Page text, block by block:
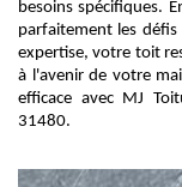
besoins spécifiques.
parfaitement les
expertise, votre toit
à l'avenir de votre
efficace avec MJ
31480.